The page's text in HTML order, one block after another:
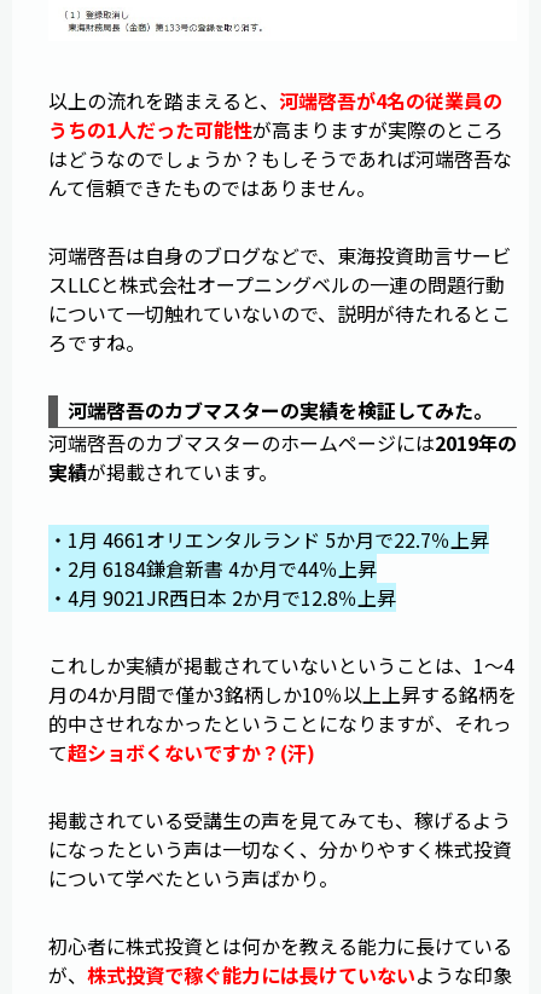
以上の流れを踏まえると、 河端啓吾が4名の従業員の
うちの1人だった可能性が高まりますが実際のところ
はどうなのでしょうか？もしそうであれば河端啓吾な
んて信頼できたものではありません。
河端啓吾は自身のブログなどで、東海投資助言サービ
スLLCと株式会社オープニングベルの一連の問題行動
について一切触れていないので、説明が待たれるとこ
ろですね。
河端啓吾のカブマスターの実績を検証してみた。
河端啓吾のカブマスターのホームページには2019年の
実績が掲載されています。
・1月 4661オリエンタルランド 5か月で22.7％上昇
・2月 6184鎌倉新書 4か月で44％上昇
・4月 9021JR西日本 2か月で12.8％上昇
これしか実績が掲載されていないということは、1～4
月の4か月間で僅か3銘柄しか10％以上上昇する銘柄を
的中させれなかったということになりますが、それっ
て超ショボくないですか？(汗)
掲載されている受講生の声を見てみても、稼げるよう
になったという声は一切なく、分かりやすく株式投資
について学べたという声ばかり。
初心者に株式投資とは何かを教える能力に長けている
が、 株式投資で稼ぐ能力には長けていないような印象